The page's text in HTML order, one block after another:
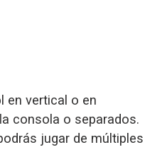
en vertical o en
consola o separados.
jugar de múltiples